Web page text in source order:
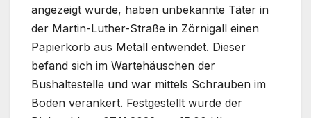
angezeigt wurde, haben unbekannte Täter in
der Martin-Luther-Straße in Zörnigall einen
Papierkorb aus Metall entwendet. Dieser
befand sich im Wartehäuschen der
Bushaltestelle und war mittels Schrauben im
Boden verankert. Festgestellt wurde der